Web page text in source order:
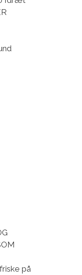
på